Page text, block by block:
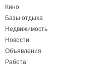
Кино
Базы отдыха
Недвижимость
Новости
Объявления
Работа